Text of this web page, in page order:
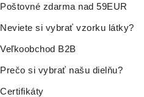
Poštovné zdarma nad 59EUR
Neviete si vybrať vzorku látky?
Veľkoobchod B2B
Prečo si vybrať našu dielňu?
Certifikáty